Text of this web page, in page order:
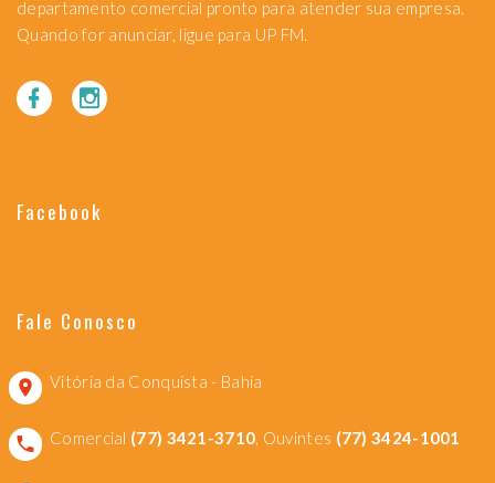
departamento comercial pronto para atender sua empresa.
Quando for anunciar, ligue para UP FM.
Facebook
Fale Conosco
Vitória da Conquista - Bahia
Comercial (77) 3421-3710, Ouvintes (77) 3424-1001